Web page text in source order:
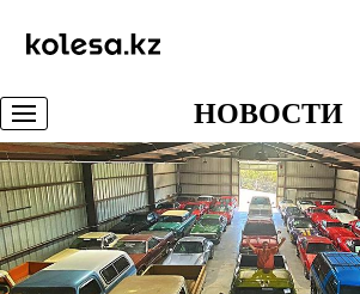
НОВОСТИ